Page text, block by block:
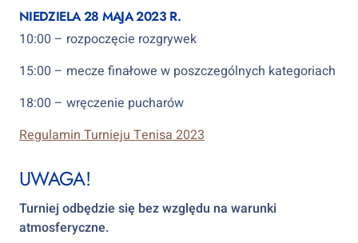
NIEDZIELA 28 MAJA 2023 R.
10:00 – rozpoczęcie rozgrywek
15:00 – mecze finałowe w poszczególnych kategoriach
18:00 – wręczenie pucharów
Regulamin Turnieju Tenisa 2023
UWAGA!
Turniej odbędzie się bez względu na warunki
atmosferyczne.